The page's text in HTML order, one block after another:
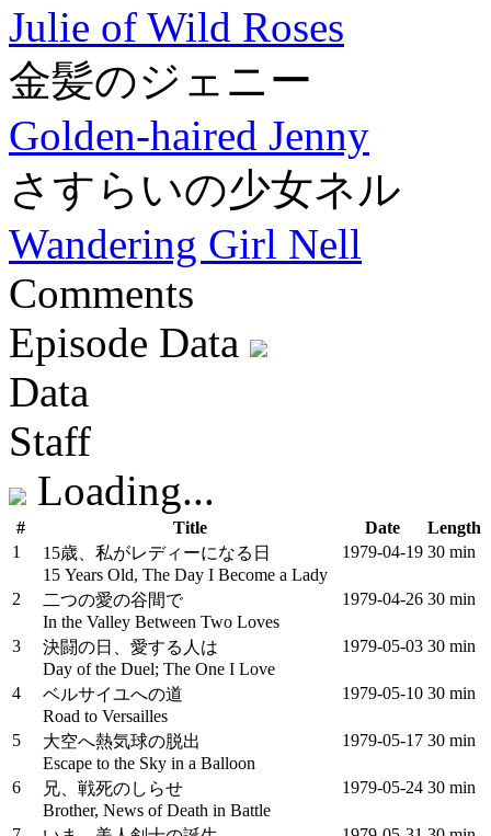
Julie of Wild Roses
金髪のジェニー
Golden-haired Jenny
さすらいの少女ネル
Wandering Girl Nell
Comments
Episode Data
Data
Staff
Loading...
# Title Date
Length
1
15歳、私がレディーになる日
15 Years Old, The Day I Become a Lady
1979‑04‑19 30 min
2
二つの愛の谷間で
In the Valley Between Two Loves
1979‑04‑26 30 min
3
決闘の日、愛する人は
Day of the Duel; The One I Love
1979‑05‑03 30 min
4
ベルサイユへの道
Road to Versailles
1979‑05‑10 30 min
5
大空へ熱気球の脱出
Escape to the Sky in a Balloon
1979‑05‑17 30 min
6
兄、戦死のしらせ
Brother, News of Death in Battle
1979‑05‑24 30 min